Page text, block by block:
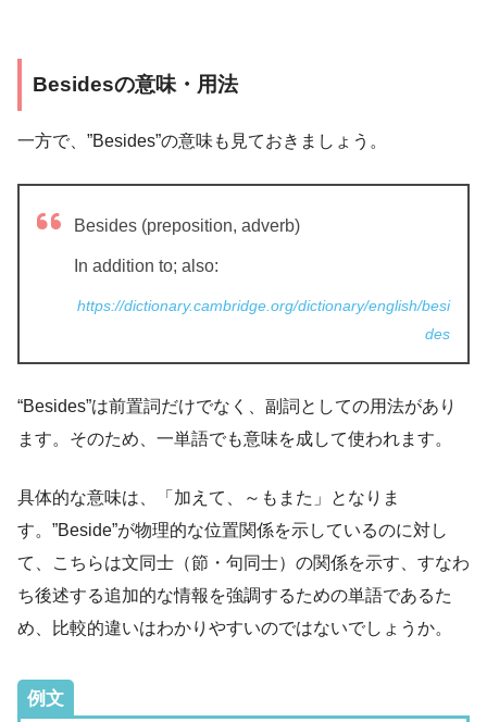
Besidesの意味・用法
一方で、”Besides”の意味も見ておきましょう。
Besides (preposition, adverb)
In addition to; also:
https://dictionary.cambridge.org/dictionary/english/besi
des
“Besides”は前置詞だけでなく、副詞としての用法があり
ます。そのため、一単語でも意味を成して使われます。
具体的な意味は、「加えて、～もまた」となりま
す。”Beside”が物理的な位置関係を示しているのに対し
て、こちらは文同士（節・句同士）の関係を示す、すなわ
ち後述する追加的な情報を強調するための単語であるた
め、比較的違いはわかりやすいのではないでしょうか。
例文